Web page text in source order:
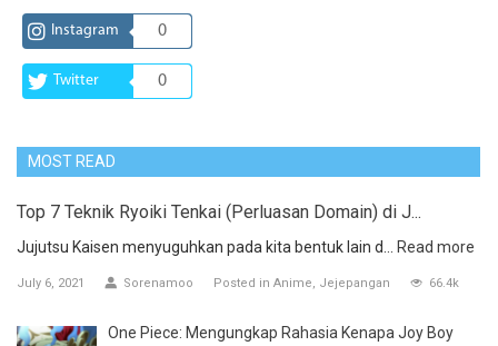
Instagram 0
Twitter 0
MOST READ
Top 7 Teknik Ryoiki Tenkai (Perluasan Domain) di J...
Jujutsu Kaisen menyuguhkan pada kita bentuk lain d... Read more
July 6, 2021 Sorenamoo Posted in Anime Jejepangan 66.4k
One Piece: Mengungkap Rahasia Kenapa Joy Boy